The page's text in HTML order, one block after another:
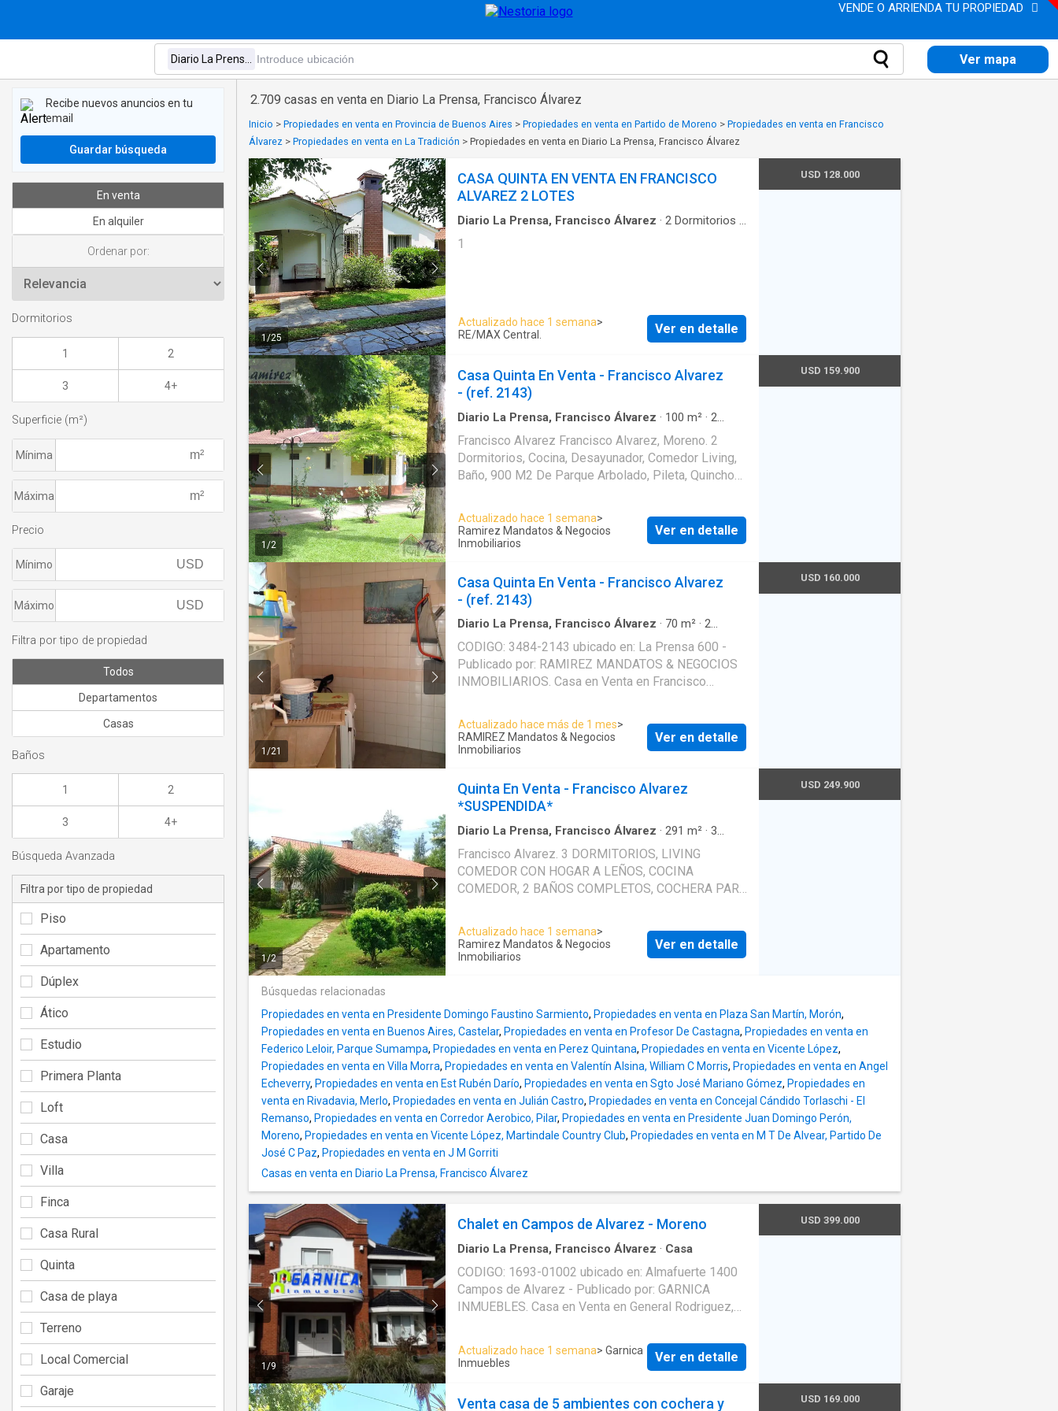
VENDE O ARRIENDA TU PROPIEDAD
Ver mapa
2.709 casas en venta en Diario La Prensa, Francisco Álvarez
Inicio > Propiedades en venta en Provincia de Buenos Aires > Propiedades en venta en Partido de Moreno > Propiedades en venta en Francisco
Álvarez > Propiedades en venta en La Tradición > Propiedades en venta en Diario La Prensa, Francisco Álvarez
1/25
CASA QUINTA EN VENTA EN FRANCISCO
ALVAREZ 2 LOTES
Diario La Prensa, Francisco Álvarez · 2 Dormitorios ·
1
Actualizado hace 1 semana>
RE/MAX Central.
Ver en detalle
USD 128.000
1 /2
Casa Quinta En Venta - Francisco Alvarez
- (ref. 2143)
Diario La Prensa, Francisco Álvarez · 100 m² · 2
Francisco Alvarez Francisco Alvarez, Moreno. 2
Dormitorios, Cocina, Desayunador, Comedor Living,
Baño, 900 M2 De Parque Arbolado, Pileta, Quincho
Corriente, Gas Natural, Sobre Asfalto A 100 Mts. De
Colectivos, Comercios Y De Estación. Excelente
------------------------------------- RAMIREZ Mandatos
y Negocios Inmobiliarios. (Esta propiedad pertenece
www.ramirezprop.co---- RAMIREZ Mandatos y
Negocios Inmobiliarios. COMARCOMGR N°71 / 183
| C.U.C.I.C.B.A N°8496 Seguinos en Instagram:
@ramirezprop www ramirezprop com ar
Actualizado hace 1 semana>
Ramirez Mandatos & Negocios
Inmobiliarios
Ver en detalle
USD 159.900
1 /21
Casa Quinta En Venta - Francisco Alvarez
- (ref. 2143)
Diario La Prensa, Francisco Álvarez · 70 m² · 2
CODIGO: 3484-2143 ubicado en: La Prensa 600 -
Publicado por: RAMIREZ MANDATOS & NEGOCIOS
INMOBILIARIOS. Casa en Venta en Francisco
160000 null. La superficie cubierta es de 70 metros
cuadrados. La superficie total es de 900 metros
cuadrados. Servicios en la Casa: . El Casa cuenta
Mapaprop
Actualizado hace más de 1 mes>
RAMIREZ Mandatos & Negocios
Inmobiliarios
Ver en detalle
USD 160.000
1/2
Quinta En Venta - Francisco Alvarez
*SUSPENDIDA*
Diario La Prensa, Francisco Álvarez · 291 m² · 3
Francisco Alvarez. 3 DORMITORIOS, LIVING
COMEDOR CON HOGAR A LEÑOS, COCINA
COMEDOR, 2 BAÑOS COMPLETOS, COCHERA PARA
PILETA DE NATACIÓN CON SOLARIUM, ÁRBOLES
AÑOSOS, 2200 M2 DE PARQUE, TODOS LOS
SERVICIOS, EXCELENTE UBICACIÓN, BARRIO LA
------------------------------------------------- RAMIREZ
Mandatos y Negocios Inmobiliarios. COMARCOMGR
N°71 / 183 | C.U.C.I.C.B.A N°8496 Seguinos en
Instagram: @ramirezprop www ramirezprop com ar
Actualizado hace 1 semana>
Ramirez Mandatos & Negocios
Inmobiliarios
Ver en detalle
USD 249.900
Búsquedas relacionadas
Propiedades en venta en Presidente Domingo Faustino Sarmiento, Propiedades en venta en Plaza San Martín, Morón,
Propiedades en venta en Buenos Aires, Castelar, Propiedades en venta en Profesor De Castagna, Propiedades en venta en
Federico Leloir, Parque Sumampa, Propiedades en venta en Perez Quintana, Propiedades en venta en Vicente López,
Propiedades en venta en Villa Morra, Propiedades en venta en Valentín Alsina, William C Morris, Propiedades en venta en Angel
Echeverry, Propiedades en venta en Est Rubén Darío, Propiedades en venta en Sgto José Mariano Gómez, Propiedades en
venta en Rivadavia, Merlo, Propiedades en venta en Julián Castro, Propiedades en venta en Concejal Cándido Torlaschi - El
Remanso, Propiedades en venta en Corredor Aerobico, Pilar, Propiedades en venta en Presidente Juan Domingo Perón,
Moreno, Propiedades en venta en Vicente López, Martindale Country Club, Propiedades en venta en M T De Alvear, Partido De
José C Paz, Propiedades en venta en J M Gorriti
Casas en venta en Diario La Prensa, Francisco Álvarez
1 /9
Chalet en Campos de Alvarez - Moreno
Diario La Prensa, Francisco Álvarez · Casa
CODIGO: 1693-01002 ubicado en: Almafuerte 1400
Campos de Alvarez - Publicado por: GARNICA
INMUEBLES. Casa en Venta en General Rodriguez,
USD 399000 null. Servicios en la Casa: . El Casa
cuenta con: Publicado a través de Mapaprop
Actualizado hace 1 semana> Garnica
Inmuebles
Ver en detalle
USD 399.000
Venta casa de 5 ambientes con cochera y
USD 169.000
Recibe nuevos anuncios en tu
email
Guardar búsqueda
En venta
En alquiler
Ordenar por:
Dormitorios
1 2
3 4+
Superficie (m²)
Mínima
Máxima
Precio
Mínimo
Máximo
Filtra por tipo de propiedad
Todos
Departamentos
Casas
Baños
1 2
3 4+
Búsqueda Avanzada
Filtra por tipo de propiedad
Piso
Apartamento
Dúplex
Ático
Estudio
Primera Planta
Loft
Casa
Villa
Finca
Casa Rural
Quinta
Casa de playa
Terreno
Local Comercial
Garaje